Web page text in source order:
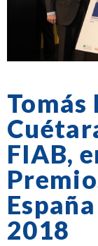
Tomás
FIAB,
2018